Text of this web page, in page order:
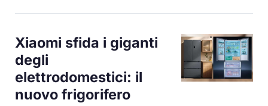
Xiaomi sfida i giganti
degli
elettrodomestici: il
nuovo frigorifero